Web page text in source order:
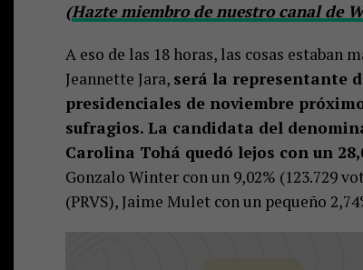
(Hazte miembro de nuestro canal de
A eso de las 18 horas, las cosas estaban
Jeannette Jara, será la representante
presidenciales de noviembre
sufragios. La candidata del
Carolina Tohá quedó lejos con un
Gonzalo Winter con un 9,02% (123.729
(PRVS), Jaime Mulet con un pequeño